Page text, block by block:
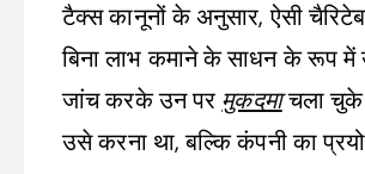
टैक्स कानूनों के अनुसार, ऐसी
बिना लाभ कमाने के साधन के रूप
जांच करके उन पर मुकदमाचला चुके
उसे करना था, बल्कि कंपनी का